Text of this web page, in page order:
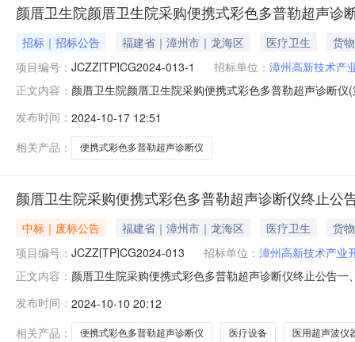
颜厝卫生院颜厝卫生院采购便携式彩色多普勒超声诊
招标｜招标公告 福建省｜漳州市｜龙海区 医疗卫生
货物
项目编号： JCZZ[TP]CG2024-013-1 招标单位： 漳州高新技术产
正文内容： 颜厝卫生院颜厝卫生院采购便携式彩色多普勒超声诊断
厝卫生院采购便携式彩色多普勒超声诊断仪(第二次)采
发布时间： 2024-10-17 12:51
相关产品：
便携式彩色多普勒超声诊断仪
颜厝卫生院采购便携式彩色多普勒超声诊断仪终止公
中标｜废标公告 福建省｜漳州市｜龙海区 医疗卫生
货物
项目编号： JCZZ[TP]CG2024-013 招标单位： 漳州高新技术产业
正文内容： 颜厝卫生院采购便携式彩色多普勒超声诊断仪终止公告
颜厝卫生院地址：龙海区颜厝镇锦浦桥头联系方式：蔡
503室联系
发布时间： 2024-10-10 20:12
相关产品：
便携式彩色多普勒超声诊断仪 医疗设备 医用超声波仪